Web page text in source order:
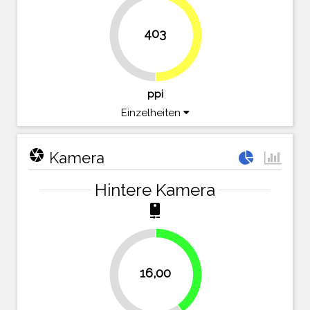
403
ppi
Einzelheiten
camera Kamera
Hintere Kamera
camera_rear
16,00
60%
40%